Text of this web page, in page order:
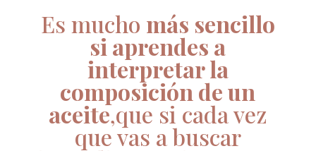
Es mucho más sencillo
si aprendes a
interpretar la
composición de un
aceite,que si cada vez
que vas a buscar